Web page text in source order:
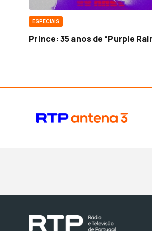
ESPECIAIS
Prince: 35 anos de “Purple